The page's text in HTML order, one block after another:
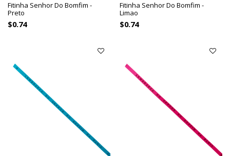
Fitinha Senhor Do Bomfim -
Preto
$0.74
Fitinha Senhor Do Bomfim -
Limao
$0.74